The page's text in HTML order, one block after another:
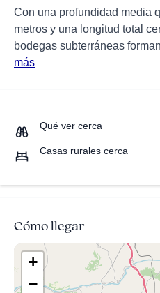
Con una profundidad media
metros y una longitud total
bodegas subterráneas
más
Qué ver cerca
Casas rurales cerca
Cómo llegar
+
−